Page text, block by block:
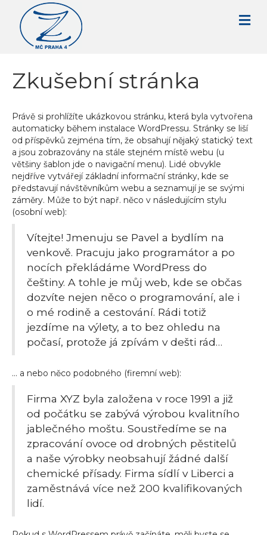
Zkušební stránka
Právě si prohlížíte ukázkovou stránku, která byla vytvořena
automaticky během instalace WordPressu. Stránky se liší
od příspěvků zejména tím, že obsahují nějaký statický text
a jsou zobrazovány na stále stejném místě webu (u
většiny šablon jde o navigační menu). Lidé obvykle
nejdříve vytvářejí základní informační stránky, kde se
představují návštěvníkům webu a seznamují je se svými
záměry. Může to být např. něco v následujícím stylu
(osobní web):
Vítejte! Jmenuju se Pavel a bydlím na
venkově. Pracuju jako programátor a po
nocích překládáme WordPress do
češtiny. A tohle je můj web, kde se občas
dozvíte nejen něco o programování, ale i
o mé rodině a cestování. Rádi totiž
jezdíme na výlety, a to bez ohledu na
počasí, protože já zpívám v dešti rád…
… a nebo něco podobného (firemní web):
Firma XYZ byla založena v roce 1991 a již
od počátku se zabývá výrobou kvalitního
jablečného moštu. Soustředíme se na
zpracování ovoce od drobných pěstitelů
a naše výrobky neobsahují žádné další
chemické přísady. Firma sídlí v Liberci a
zaměstnává více než 200 kvalifikovaných
lidí.